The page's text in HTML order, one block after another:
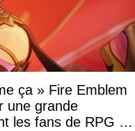
ça » Fire Emblem
une grande
les fans de RPG en